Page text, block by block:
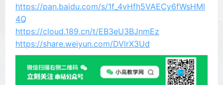
https://pan.baidu.com/s/1f_4vHfh5VAECy6fWsHMl
4Q
https://cloud.189.cn/t/EB3eU3BJnmEz
https://share.weiyun.com/DVlrX3Ud